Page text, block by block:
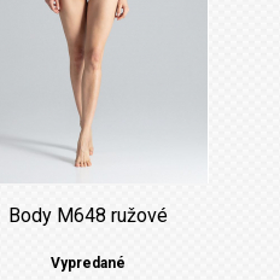
Body M648 ružové
Vypredané